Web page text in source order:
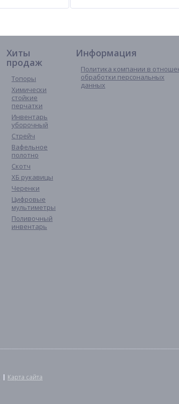
Хиты
продаж
Топоры
Химически
стойкие
перчатки
Инвентарь
уборочный
Стрейч
Вафельное
полотно
Скотч
ХБ рукавицы
Черенки
Цифровые
мультиметры
Поливочный
инвентарь
Информация
Политика компании в
обработки персональных
данных
Карта сайта